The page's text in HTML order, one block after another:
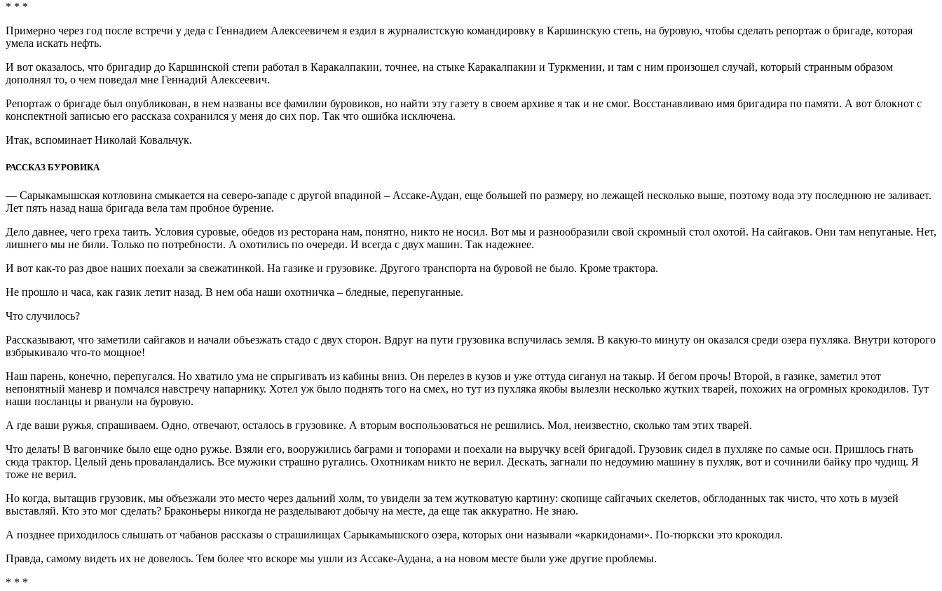
* * *
Примерно через год после встречи у деда с Геннадием Алексеевичем я ездил в журналистскую командировку в Каршинскую степь, на буровую, чтобы сделать репортаж о бригаде, которая
умела искать нефть.
И вот оказалось, что бригадир до Каршинской степи работал в Каракалпакии, точнее, на стыке Каракалпакии и Туркмении, и там с ним произошел случай, который странным образом
дополнял то, о чем поведал мне Геннадий Алексеевич.
Репортаж о бригаде был опубликован, в нем названы все фамилии буровиков, но найти эту газету в своем архиве я так и не смог. Восстанавливаю имя бригадира по памяти. А вот блокнот с
конспектной записью его рассказа сохранился у меня до сих пор. Так что ошибка исключена.
Итак, вспоминает Николай Ковальчук.
РАССКАЗ БУРОВИКА
— Сарыкамышская котловина смыкается на северо-западе с другой впадиной – Ассаке-Аудан, еще большей по размеру, но лежащей несколько выше, поэтому вода эту последнюю не заливает.
Лет пять назад наша бригада вела там пробное бурение.
Дело давнее, чего греха таить. Условия суровые, обедов из ресторана нам, понятно, никто не носил. Вот мы и разнообразили свой скромный стол охотой. На сайгаков. Они там непуганые. Нет,
лишнего мы не били. Только по потребности. А охотились по очереди. И всегда с двух машин. Так надежнее.
И вот как-то раз двое наших поехали за свежатинкой. На газике и грузовике. Другого транспорта на буровой не было. Кроме трактора.
Не прошло и часа, как газик летит назад. В нем оба наши охотничка – бледные, перепуганные.
Что случилось?
Рассказывают, что заметили сайгаков и начали объезжать стадо с двух сторон. Вдруг на пути грузовика вспучилась земля. В какую-то минуту он оказался среди озера пухляка. Внутри которого
взбрыкивало что-то мощное!
Наш парень, конечно, перепугался. Но хватило ума не спрыгивать из кабины вниз. Он перелез в кузов и уже оттуда сиганул на такыр. И бегом прочь! Второй, в газике, заметил этот
непонятный маневр и помчался навстречу напарнику. Хотел уж было поднять того на смех, но тут из пухляка якобы вылезли несколько жутких тварей, похожих на огромных крокодилов. Тут
наши посланцы и рванули на буровую.
А где ваши ружья, спрашиваем. Одно, отвечают, осталось в грузовике. А вторым воспользоваться не решились. Мол, неизвестно, сколько там этих тварей.
Что делать! В вагончике было еще одно ружье. Взяли его, вооружились баграми и топорами и поехали на выручку всей бригадой. Грузовик сидел в пухляке по самые оси. Пришлось гнать
сюда трактор. Целый день проваландались. Все мужики страшно ругались. Охотникам никто не верил. Дескать, загнали по недоумию машину в пухляк, вот и сочинили байку про чудищ. Я
тоже не верил.
Но когда, вытащив грузовик, мы объезжали это место через дальний холм, то увидели за тем жутковатую картину: скопище сайгачьих скелетов, обглоданных так чисто, что хоть в музей
выставляй. Кто это мог сделать? Браконьеры никогда не разделывают добычу на месте, да еще так аккуратно. Не знаю.
А позднее приходилось слышать от чабанов рассказы о страшилищах Сарыкамышского озера, которых они называли «каркидонами». По-тюркски это крокодил.
Правда, самому видеть их не довелось. Тем более что вскоре мы ушли из Ассаке-Аудана, а на новом месте были уже другие проблемы.
* * *